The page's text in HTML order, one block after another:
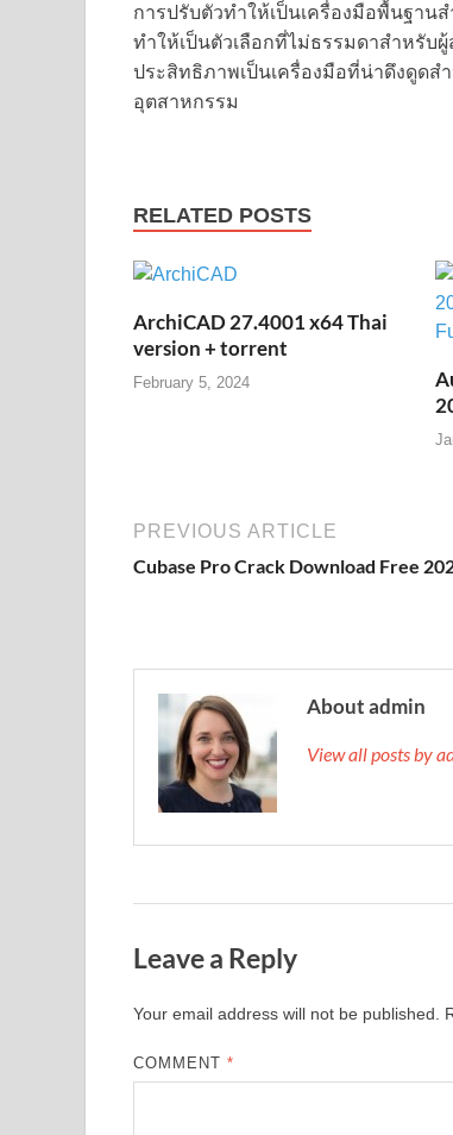
การปรับตัวทำให้เป็นเครื่องมือพื้นฐาน
ทำให้เป็นตัวเลือกที่ไม่ธรรมดาสำ
ประสิทธิภาพเป็นเครื่องมือที่น่าดึงดูดส
อุตสาหกรรม
RELATED POSTS
ArchiCAD 27.4001 x64 Thai
version + torrent
February 5, 2024
PREVIOUS ARTICLE
Cubase Pro Crack Download Free
About admin
View all posts by
Leave a Reply
Your email address will not be published.
COMMENT*